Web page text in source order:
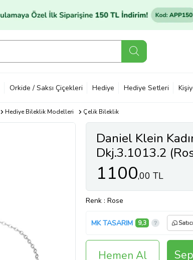
Orkide / Saksı Çiçekleri Hediye Hediye Setleri
Hediye Bileklik Modelleri Çelik Bileklik
Daniel Klein
Dkj.3.1013.2
1100,00 TL
Renk : Rose
MK TASARIM 9,3
Hemen Al